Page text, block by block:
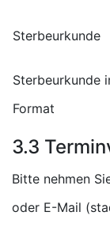
Sterbeurkunde
Sterbeurkunde
Format
3.3
Bitte nehmen
oder E-Mail (